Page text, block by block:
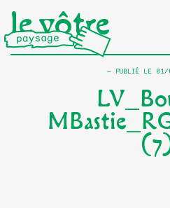
le vôtre
PUBLIÉ LE 01/